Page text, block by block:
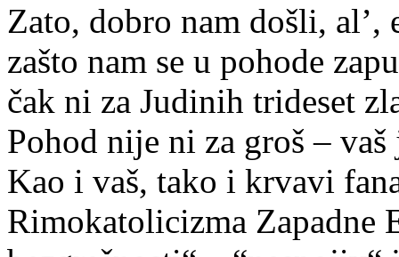
Zato, dobro nam došli,
zašto nam se u pohode
čak ni za Judinih trideset
Pohod nije ni za groš –
Kao i vaš, tako i krvavi
Rimokatolicizma Zapadne